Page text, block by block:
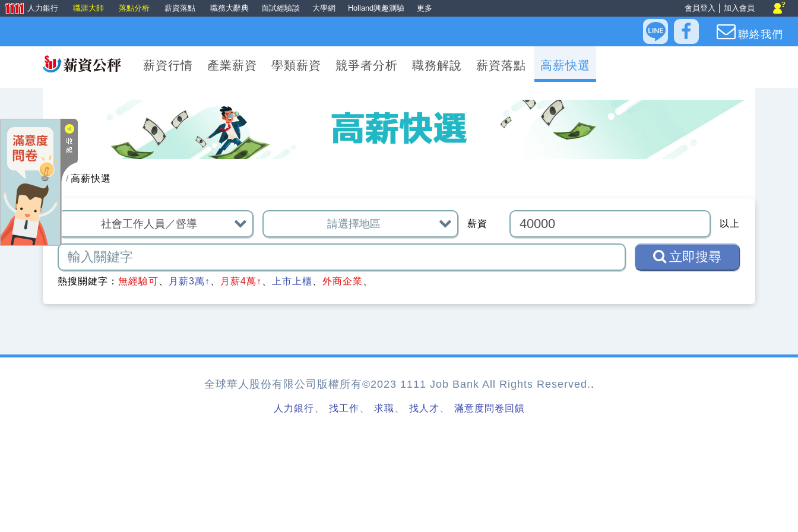
會員登入 加入會員
人力銀行 職涯大師 落點分析 薪資落點 職務大辭典 面試經驗談 大學網 Holland興趣測驗 更多
聯絡我們
薪資行情 產業薪資 學類薪資 競爭者分析 職務解說 薪資落點 高薪快選
首頁 高薪快選
薪資 以上
立即搜尋
熱搜關鍵字： 無經驗可 月薪3萬↑ 月薪4萬↑ 上市上櫃 外商企業
全球華人股份有限公司版權所有©2023 1111 Job Bank All Rights Reserved..
人力銀行、 找工作、 求職、 找人才、 滿意度問卷回饋